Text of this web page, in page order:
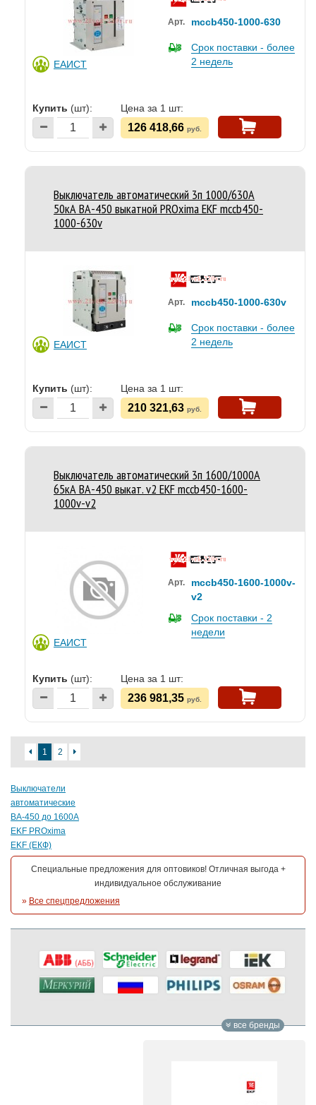
ЕАИСТ
Арт. mccb450-1000-630
Срок поставки - более
2 недель
Купить (шт): Цена за 1 шт:
126 418,66 руб.
Выключатель автоматический 3п 1000/630А
50кА ВА-450 выкатной PROxima EKF mccb450-
1000-630v
ЕАИСТ
Арт. mccb450-1000-630v
Срок поставки - более
2 недель
Купить (шт): Цена за 1 шт:
210 321,63 руб.
Выключатель автоматический 3п 1600/1000А
65кА ВА-450 выкат. v2 EKF mccb450-1600-
1000v-v2
ЕАИСТ
Арт.
mccb450-1600-1000v-
v2
Срок поставки - 2
недели
Купить (шт): Цена за 1 шт:
236 981,35 руб.
1 2
Выключатели
автоматические
ВА-450 до 1600А
EKF PROxima
EKF (ЕКФ)
Специальные предложения для оптовиков! Отличная выгода +
индивидуальное обслуживание
» Все спецпредложения
все бренды